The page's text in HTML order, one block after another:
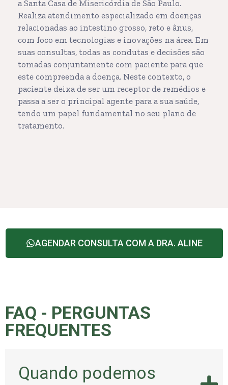
a Santa Casa de Misericórdia de São Paulo.
Realiza atendimento especializado em doenças
relacionadas ao intestino grosso, reto e ânus,
com foco em tecnologias e inovações na área. Em
suas consultas, todas as condutas e decisões são
tomadas conjuntamente com paciente para que
este compreenda a doença. Neste contexto, o
paciente deixa de ser um receptor de remédios e
passa a ser o principal agente para a sua saúde,
tendo um papel fundamental no seu plano de
tratamento.
AGENDAR CONSULTA COM A DRA. ALINE
FAQ - PERGUNTAS
FREQUENTES
Quando podemos